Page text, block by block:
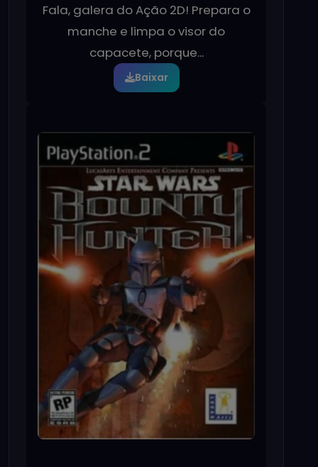
Fala, galera do Ação 2D! Prepara o
manche e limpa o visor do
capacete, porque...
Baixar